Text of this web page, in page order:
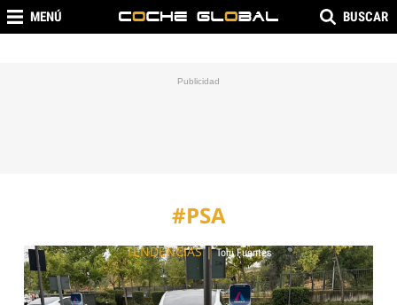
MENÚ BUSCAR
#PSA
TENDENCIAS|Toni Fuentes